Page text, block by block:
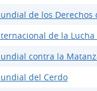
de los Derechos
de la
contra la
del Cerdo